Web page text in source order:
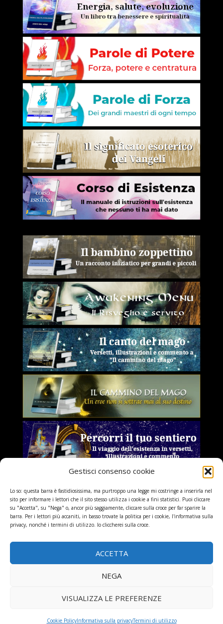
Gestisci consenso cookie
Lo so: questa barra è fastidiosissima, ma purtroppo una legge mi costringe a inserirla nel
sito per informare i lettori che il sito stesso utilizza i cookie a fini statistici. Puoi cliccare
su "Accetta", su "Nega" o, ancor più saggiamente, cliccare sulla croce per far sparire la
barra. Per i lettori più accaniti, in basso trovate la politica per i cookie, l'informativa sulla
privacy, nonché i termini di utilizzo. Io cliccherei sulla croce.
ACCETTA
NEGA
VISUALIZZA LE PREFERENZE
Cookie PolicyInformativa sulla privacyTermini di utilizzo
© Bellezza, Amore, Gioia – 2013/2022 – All rights reserved